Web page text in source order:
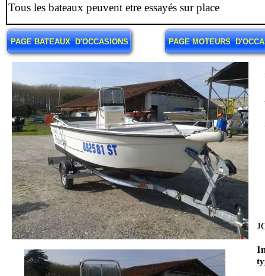
PAGE BATEAUX D'OCCASIONS PAGE MOTEURS
Tous les bateaux peuvent etre essayés sur place